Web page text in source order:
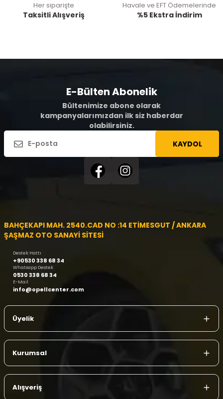
Her siparişte
Taksitli Alışveriş
Havale ve EFT Ödemelerinde
%5 Ekstra İndirim
E-Bülten Abonelik
Bültenimize abone olarak
kampanyalarımızdan ilk siz haberdar
olabilirsiniz.
KAYDOL
BAHÇEKAPI MAH. 2540.CAD NO :14 ETİMESGUT / ANKARA
ŞAŞMAZ OTO SANAYİ SİTESİ
Destek Hattı
+90530 338 68 34
Whatsapp Destek
0530 338 68 34
E-Mail
info@opellcenter.com
Üyelik
Kurumsal
Alışveriş